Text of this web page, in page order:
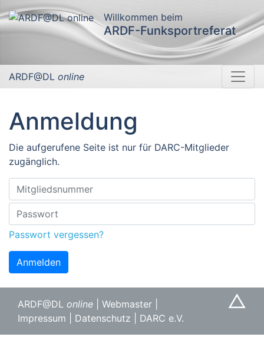
Willkommen beim
ARDF-Funksportreferat
ARDF@DL online
Anmeldung
Die aufgerufene Seite ist nur für DARC-Mitglieder
zugänglich.
Passwort vergessen?
Anmelden
△
ARDF@DL online Webmaster
Impressum
Datenschutz DARC e.V.